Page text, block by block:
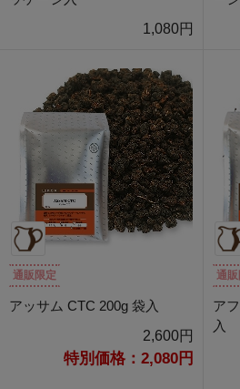
1,080円
通販限定
アッサム CTC 200g 袋入
2,600円
特別価格：2,080円
通販
ア
入